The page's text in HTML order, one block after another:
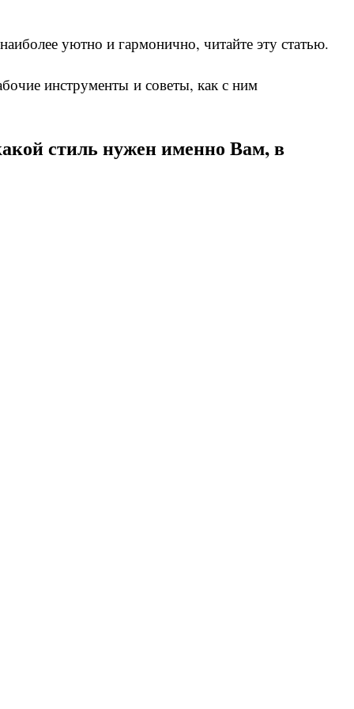
уютно и гармонично, читайте эту статью.
инструменты и советы, как с ним
стиль нужен именно Вам, в